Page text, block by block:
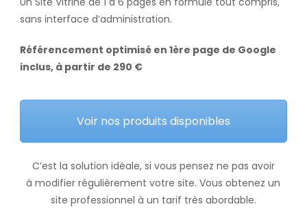
sans interface d’administration.
Référencement optimisé en 1ère page de Google
inclus, à partir de 290 €
Voir nos produits disponibles
C’est la solution idéale, si vous pensez ne pas avoir
à modifier régulièrement votre site. Vous obtenez un
site professionnel à un tarif très abordable.